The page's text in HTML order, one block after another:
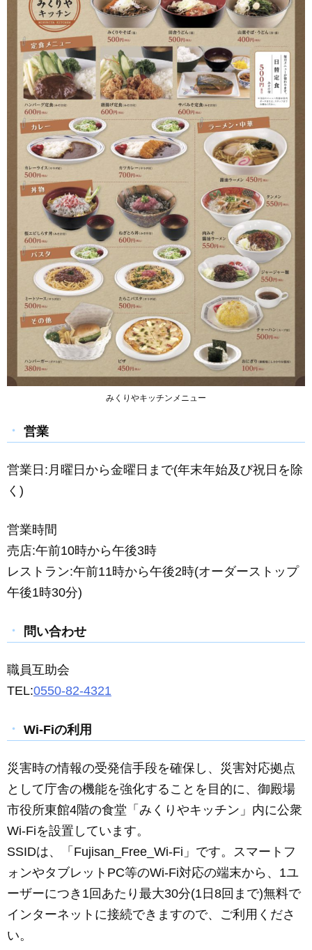
みくりやキッチンメニュー
営業
営業日:月曜日から金曜日まで(年末年始及び祝日を除
く)
営業時間
売店:午前10時から午後3時
レストラン:午前11時から午後2時(オーダーストップ
午後1時30分)
問い合わせ
職員互助会
TEL:0550-82-4321
Wi-Fiの利用
災害時の情報の受発信手段を確保し、災害対応拠点
として庁舎の機能を強化することを目的に、御殿場
市役所東館4階の食堂「みくりやキッチン」内に公衆
Wi-Fiを設置しています。
SSIDは、「Fujisan_Free_Wi-Fi」です。スマートフ
ォンやタブレットPC等のWi-Fi対応の端末から、1ユ
ーザーにつき1回あたり最大30分(1日8回まで)無料で
インターネットに接続できますので、ご利用くださ
い。